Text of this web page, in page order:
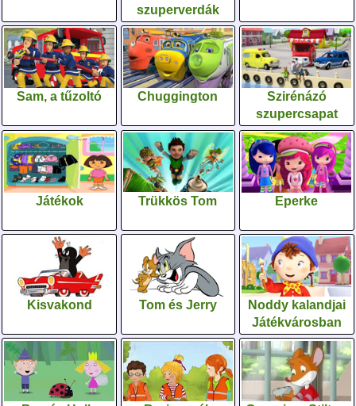
szuperverdák
Sam, a tűzoltó Chuggington
Szirénázó
szupercsapat
Játékok Trükkös Tom Eperke
Kisvakond Tom és Jerry
Noddy kalandjai
Játékvárosban